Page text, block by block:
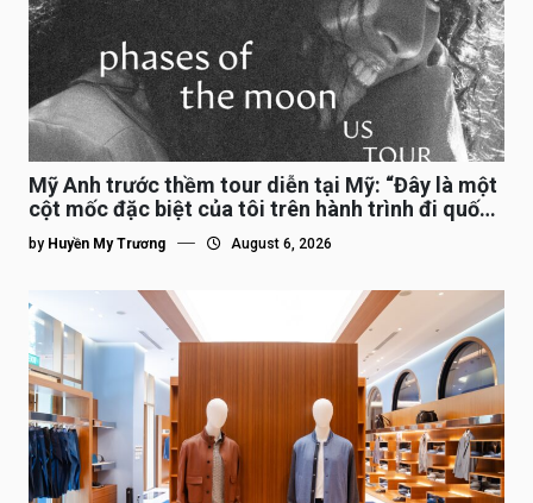
Mỹ Anh trước thềm tour diễn tại Mỹ: “Đây là một
cột mốc đặc biệt của tôi trên hành trình đi quốc
tế”
by Huyền My Trương August 6, 2026